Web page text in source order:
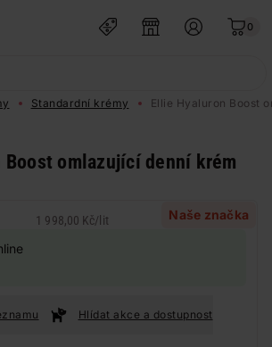
0
Standardní krémy Ellie Hyaluron Boost
omlazující denní krém
Naše značka
1 998,00 Kč/ lit
Hlídat akce a dostupnost